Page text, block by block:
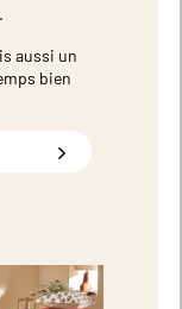
aussi un
bien